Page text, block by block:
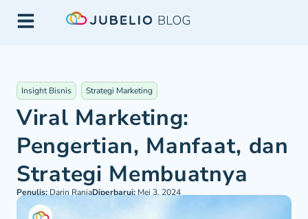
Insight Bisnis Strategi Marketing
Viral Marketing:
Pengertian, Manfaat, dan
Strategi Membuatnya
Penulis: Darin RaniaDiperbarui: Mei 3, 2024